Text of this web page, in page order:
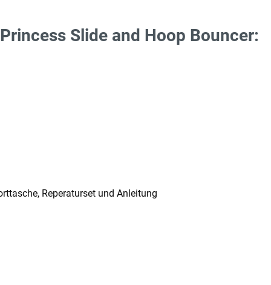
Slide and Hoop Bouncer:
Reperaturset und Anleitung